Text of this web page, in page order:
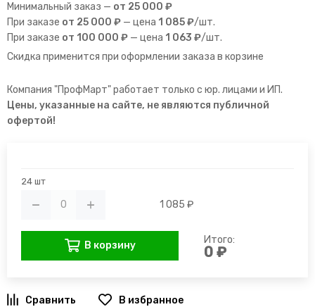
Минимальный заказ — от 25 000 ₽
При заказе от 25 000 ₽ — цена 1 085 ₽/шт.
При заказе от 100 000 ₽ — цена 1 063 ₽/шт.
Скидка применится при оформлении заказа в корзине
Компания "ПрофМарт" работает только с юр. лицами и ИП.
Цены, указанные на сайте, не являются публичной
офертой!
24 шт
1 085 ₽
В корзину Итого:
0 ₽
В избранное